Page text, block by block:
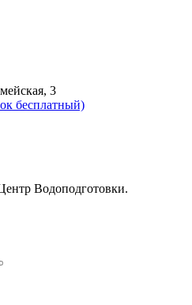
3
бесплатный)
Водоподготовки.